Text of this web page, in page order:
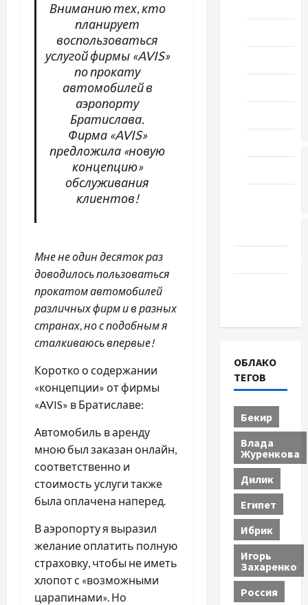
Вниманию тех, кто
планирует
воспользоваться
услугой фирмы «AVIS»
по прокату
автомобилей в
аэропорту
Братислава.
Фирма «AVIS»
предложила «новую
концепцию»
обслуживания
клиентов!
Мне не один десяток раз
доводилось пользоваться
прокатом автомобилей
различных фирм и в разных
странах, но с подобным я
сталкиваюсь впервые!
Коротко о содержании
«концепции» от фирмы
«AVIS» в Братиславе:
Автомобиль в аренду
мною был заказан онлайн,
соответственно и
стоимость услуги также
была оплачена наперед.
В аэропорту я выразил
желание оплатить полную
страховку, чтобы не иметь
хлопот с «возможными
царапинами». Но
ОБЛАКО
ТЕГОВ
Бекир
Влада
Журенкова
Дилик
Египет
Ибрик
Игорь
Захаренко
Россия